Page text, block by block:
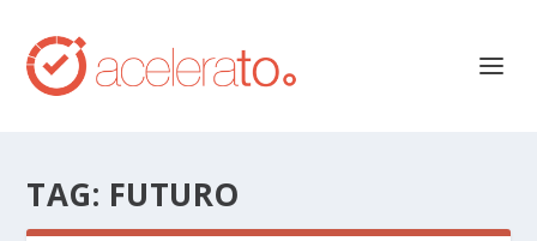
TAG: FUTURO